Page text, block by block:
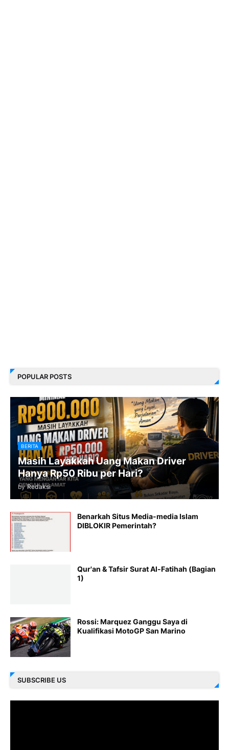
POPULAR POSTS
BERITA
Masih Layakkah Uang Makan Driver
Hanya Rp50 Ribu per Hari?
by Redaksi
Benarkah Situs Media-media Islam
DIBLOKIR Pemerintah?
Qur'an & Tafsir Surat Al-Fatihah (Bagian
1)
Rossi: Marquez Ganggu Saya di
Kualifikasi MotoGP San Marino
SUBSCRIBE US